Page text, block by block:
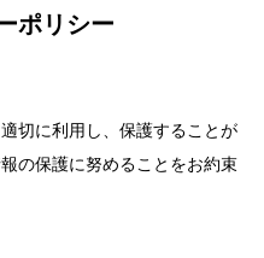
ポリシー
切に利用し、保護することが
の保護に努めることをお約束